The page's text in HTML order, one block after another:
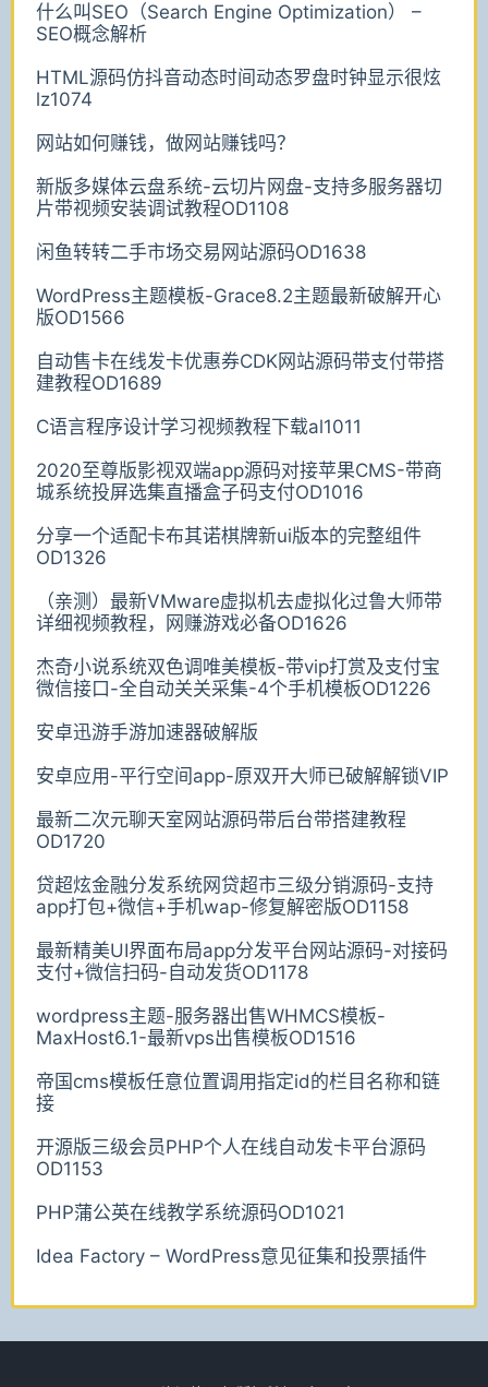
什么叫SEO（Search Engine Optimization） –
SEO概念解析
HTML源码仿抖音动态时间动态罗盘时钟显示很炫
lz1074
网站如何赚钱，做网站赚钱吗？
新版多媒体云盘系统-云切片网盘-支持多服务器切
片带视频安装调试教程OD1108
闲鱼转转二手市场交易网站源码OD1638
WordPress主题模板-Grace8.2主题最新破解开心
版OD1566
自动售卡在线发卡优惠券CDK网站源码带支付带搭
建教程OD1689
C语言程序设计学习视频教程下载al1011
2020至尊版影视双端app源码对接苹果CMS-带商
城系统投屏选集直播盒子码支付OD1016
分享一个适配卡布其诺棋牌新ui版本的完整组件
OD1326
（亲测）最新VMware虚拟机去虚拟化过鲁大师带
详细视频教程，网赚游戏必备OD1626
杰奇小说系统双色调唯美模板-带vip打赏及支付宝
微信接口-全自动关关采集-4个手机模板OD1226
安卓迅游手游加速器破解版
安卓应用-平行空间app-原双开大师已破解解锁VIP
最新二次元聊天室网站源码带后台带搭建教程
OD1720
贷超炫金融分发系统网贷超市三级分销源码-支持
app打包+微信+手机wap-修复解密版OD1158
最新精美UI界面布局app分发平台网站源码-对接码
支付+微信扫码-自动发货OD1178
wordpress主题-服务器出售WHMCS模板-
MaxHost6.1-最新vps出售模板OD1516
帝国cms模板任意位置调用指定id的栏目名称和链
接
开源版三级会员PHP个人在线自动发卡平台源码
OD1153
PHP蒲公英在线教学系统源码OD1021
Idea Factory – WordPress意见征集和投票插件